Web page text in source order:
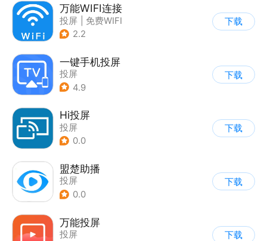
万能WIFI连接
投屏
免费WIFI
2.2
下载
一键手机投屏
投屏
4.9
下载
Hi投屏
投屏
0.0
下载
盟楚助播
投屏
0.0
下载
万能投屏
投屏
下载